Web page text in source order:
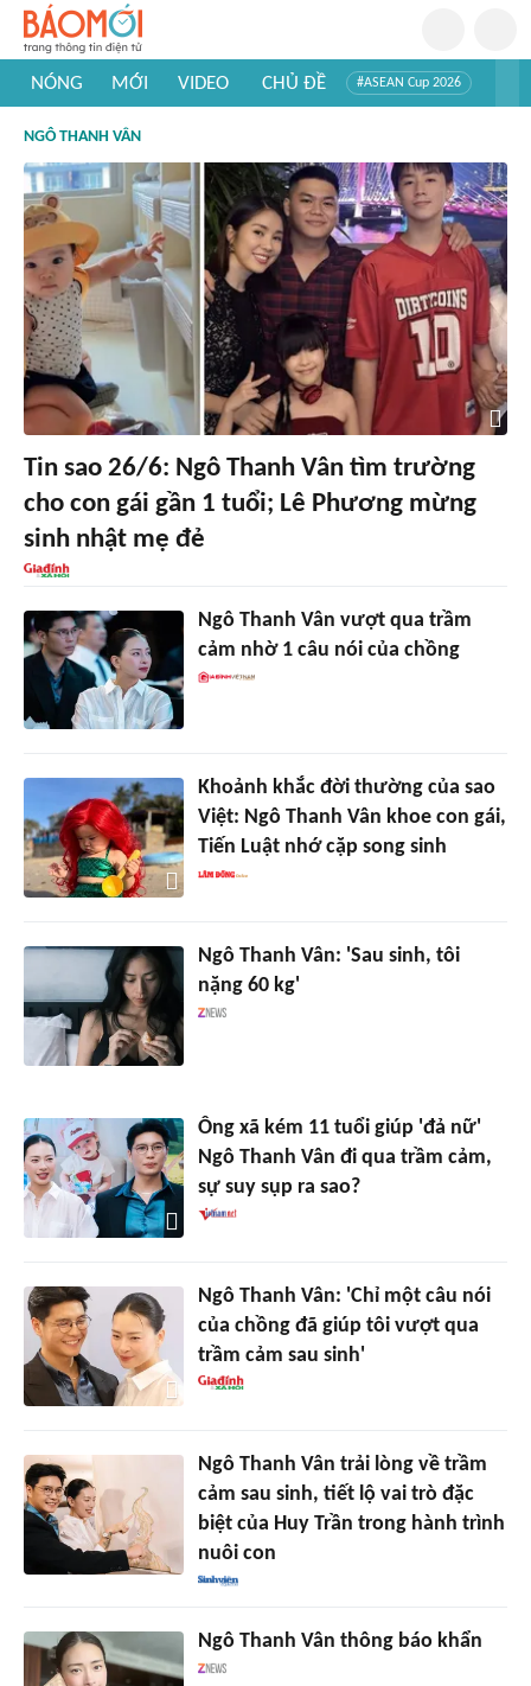
NÓNG MỚI VIDEO CHỦ ĐỀ #ASEAN Cup 2026
#Khám phá thế giới
NGÔ THANH VÂN
Tin sao 26/6: Ngô Thanh Vân tìm trường
cho con gái gần 1 tuổi; Lê Phương mừng
sinh nhật mẹ đẻ
Ngô Thanh Vân vượt qua trầm
cảm nhờ 1 câu nói của chồng
Khoảnh khắc đời thường của sao
Việt: Ngô Thanh Vân khoe con gái,
Tiến Luật nhớ cặp song sinh
Ngô Thanh Vân: 'Sau sinh, tôi
nặng 60 kg'
Ông xã kém 11 tuổi giúp 'đả nữ'
Ngô Thanh Vân đi qua trầm cảm,
sự suy sụp ra sao?
Ngô Thanh Vân: 'Chỉ một câu nói
của chồng đã giúp tôi vượt qua
trầm cảm sau sinh'
Ngô Thanh Vân trải lòng về trầm
cảm sau sinh, tiết lộ vai trò đặc
biệt của Huy Trần trong hành trình
nuôi con
Ngô Thanh Vân thông báo khẩn